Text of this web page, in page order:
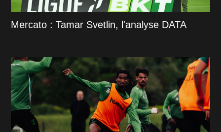
Mercato : Tamar Svetlin, l'analyse DATA